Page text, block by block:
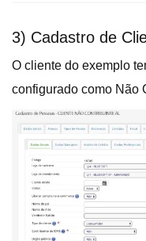
3) Cadastro de
O cliente do exemplo
configurado como Não